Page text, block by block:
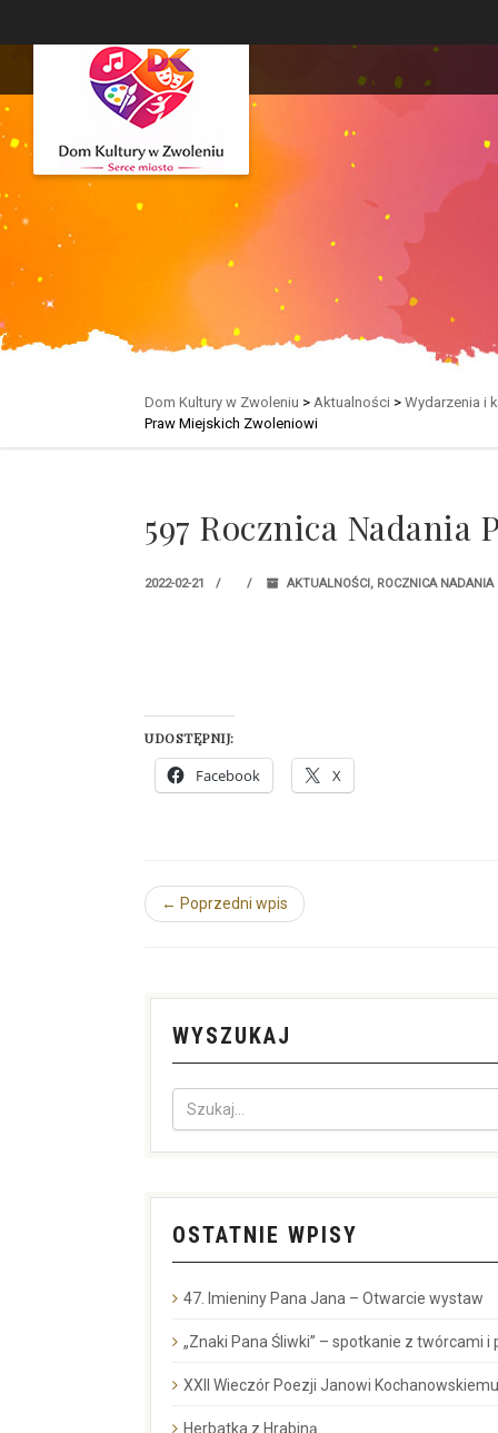
Dom Kultury w Zwoleniu > Aktualności > Wydarzenia i
Praw Miejskich Zwoleniowi
597 Rocznica
2022-02-21 AKTUALNOŚCI, ROCZNICA
UDOSTĘPNIJ:
Facebook X
← Poprzedni wpis
WYSZUKAJ
OSTATNIE WPISY
47. Imieniny Pana Jana – Otwarcie wystaw
„Znaki Pana Śliwki” – spotkanie z twórcami i
XXII Wieczór Poezji Janowi Kochanowskiemu
Herbatka z Hrabiną